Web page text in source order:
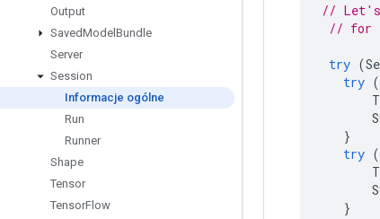
Output
SavedModel Bundle
Server
Session
Informacje ogólne
Run
Runner
Shape
Tensor
TensorFlow
// Let's
// for
try (
try (
}
try (
}